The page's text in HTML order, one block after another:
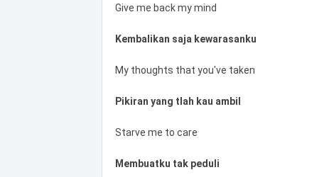
Give me back my mind
Kembalikan saja kewarasanku
My thoughts that you've taken
Pikiran yang tlah kau ambil
Starve me to care
Membuatku tak peduli